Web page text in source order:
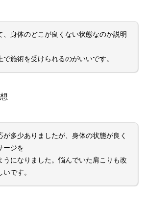
、身体のどこが良くない状態なのか説明
で施術を受けられるのがいいです。
が多少ありましたが、身体の状態が良く
ージを
うになりました。悩んでいた肩こりも改
です。